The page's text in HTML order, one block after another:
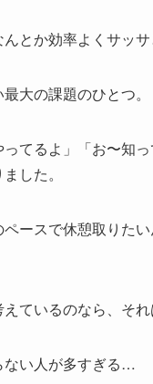
とか効率よくサッ
大の課題のひとつ。
てるよ」「お〜知
した。
ースで休憩取りた
ているのなら、それ
ない人が多すぎる…